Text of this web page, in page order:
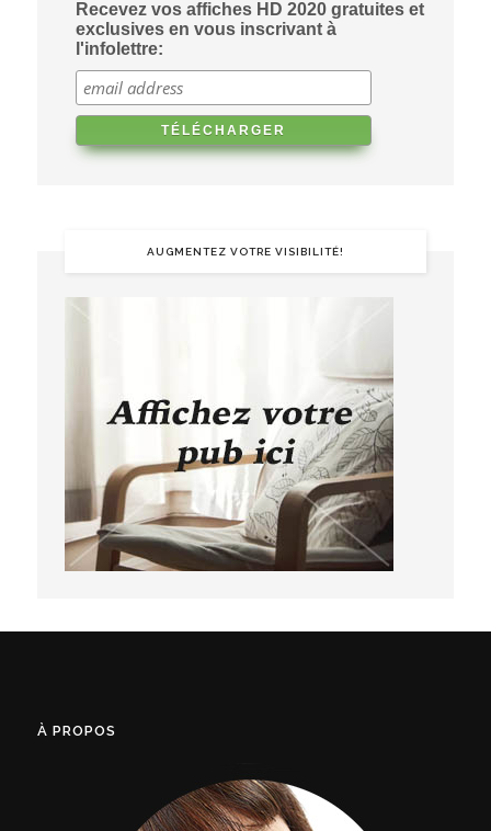
Recevez vos affiches HD 2020 gratuites et
exclusives en vous inscrivant à
l'infolettre:
AUGMENTEZ VOTRE VISIBILITÉ!
À PROPOS